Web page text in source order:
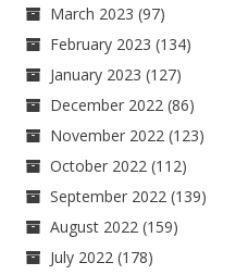
March 2023 (97)
February 2023 (134)
January 2023 (127)
December 2022 (86)
November 2022 (123)
October 2022 (112)
September 2022 (139)
August 2022 (159)
July 2022 (178)